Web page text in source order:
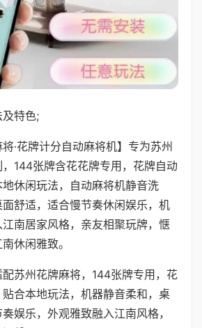
特色;
将·花牌计分自动麻将机】专为苏州
144张牌含花花牌专用，花牌自动
休闲玩法，自动麻将机静音洗
舒适，适合慢节奏休闲娱乐，机
南居家风格，亲友相聚玩牌，惬
休闲雅致。
苏州花牌麻将，144张牌专用，花
合本地玩法，机器静音柔和，桌
娱乐，外观雅致融入江南风格，